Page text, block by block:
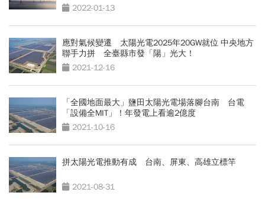
2022-01-13
應對氣候變遷 太陽光電2025年20GW就位 中央地方
聯手力拼 全臺縣市發「陽」光大！
2021-12-16
「全國地面最大」鹽田太陽光電場落腳台南 台電
「設備全MIT」！年發電上看逾2億度
2021-10-16
拼太陽光電推動有成 台南、屏東、高雄立標竿
2021-08-31